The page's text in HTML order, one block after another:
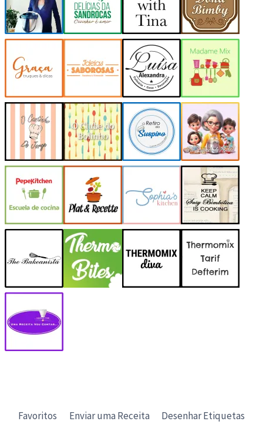
Favoritos Enviar uma Receita Desenhar Etiquetas